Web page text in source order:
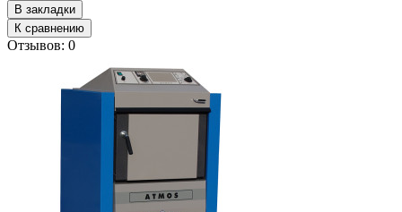
В закладки
К сравнению
Отзывов: 0